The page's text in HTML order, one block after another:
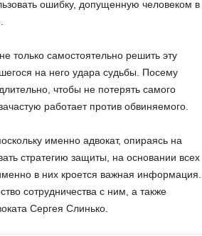
ошибку, допущенную человеком в
только самостоятельно решить эту
на него удара судьбы. Посему
чтобы не потерять самого
работает против обвиняемого.
именно адвокат, опираясь на
стратегию защиты, на основании всех
в них кроется важная информация.
сотрудничества с ним, а также
Сергея Слинько.